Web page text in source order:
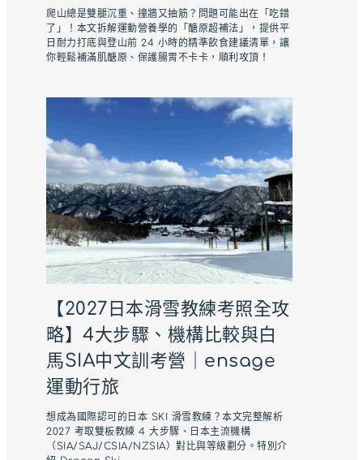
爬山總是雙腿沉重、撞牆又抽筋？問題可能出在「吃錯
了」！本文拆解運動營養學的「醣原超補法」，提供平
日耐力打底與登山前 24 小時的精準飲食建議清單，讓
你輕鬆補滿肌醣原、保護腸胃不卡卡，順利攻頂！
【2027日本滑雪教練考照全攻
略】4大步驟、機構比較與白
馬SIA中文訓考營｜ensage
運動行旅
想成為國際認可的日本 SKI 滑雪教練？本文完整解析
2027 考取雙板教練 4 大步驟、日本主流機構
（SIA/SAJ/CSIA/NZSIA）對比與等級劃分。特別介